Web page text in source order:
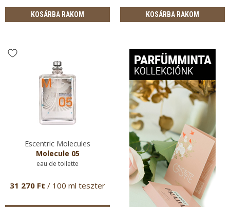
KOSÁRBA RAKOM KOSÁRBA RAKOM
Escentric Molecules
Molecule 05
eau de toilette
31 270 Ft / 100 ml teszter